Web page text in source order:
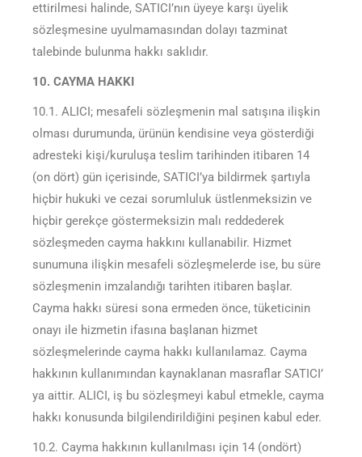
ettirilmesi halinde, SATICI’nın üyeye karşı üyelik
sözleşmesine uyulmamasından dolayı tazminat
talebinde bulunma hakkı saklıdır.
10. CAYMA HAKKI
10.1. ALICI; mesafeli sözleşmenin mal satışına ilişkin
olması durumunda, ürünün kendisine veya gösterdiği
adresteki kişi/kuruluşa teslim tarihinden itibaren 14
(on dört) gün içerisinde, SATICI’ya bildirmek şartıyla
hiçbir hukuki ve cezai sorumluluk üstlenmeksizin ve
hiçbir gerekçe göstermeksizin malı reddederek
sözleşmeden cayma hakkını kullanabilir. Hizmet
sunumuna ilişkin mesafeli sözleşmelerde ise, bu süre
sözleşmenin imzalandığı tarihten itibaren başlar.
Cayma hakkı süresi sona ermeden önce, tüketicinin
onayı ile hizmetin ifasına başlanan hizmet
sözleşmelerinde cayma hakkı kullanılamaz. Cayma
hakkının kullanımından kaynaklanan masraflar SATICI’
ya aittir. ALICI, iş bu sözleşmeyi kabul etmekle, cayma
hakkı konusunda bilgilendirildiğini peşinen kabul eder.
10.2. Cayma hakkının kullanılması için 14 (ondört)